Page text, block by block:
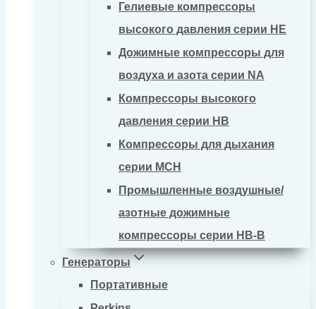
Гелиевые компрессоры
высокого давления серии HE
Дожимные компрессоры для
воздуха и азота серии NA
Компрессоры высокого
давления серии HB
Компрессоры для дыхания
серии MCH
Промышленные воздушные/
азотные дожимные
компрессоры серии HB-B
Генераторы
Портативные